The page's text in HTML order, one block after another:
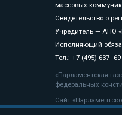
массовых
Свидетельство о
Учредитель — АНО
Исполняющий
Тел.: +7 (495)
«Парламентская
федеральных
Сайт
«Парламентской